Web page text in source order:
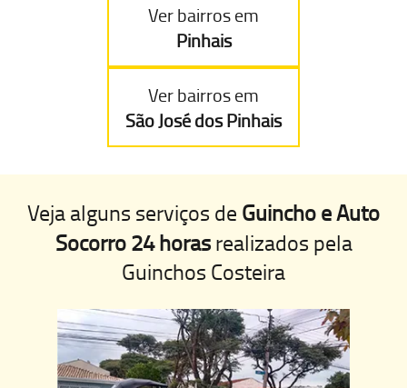
Ver bairros em
Pinhais
Ver bairros em
São José dos Pinhais
Veja alguns serviços de Guincho e Auto
Socorro 24 horasrealizados pela
Guinchos Costeira